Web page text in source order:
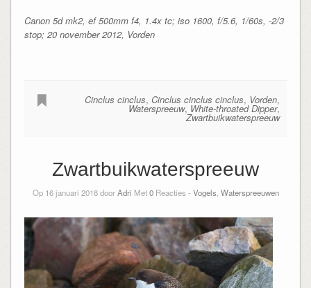
Canon 5d mk2, ef 500mm f4, 1.4x tc; iso 1600, f/5.6, 1/60s, -2/3
stop; 20 november 2012, Vorden
Cinclus cinclus, Cinclus cinclus cinclus, Vorden,
Waterspreeuw, White-throated Dipper,
Zwartbuikwaterspreeuw
Zwartbuikwaterspreeuw
Op 16 januari 2018 doorAdri Met0Reacties - Vogels Waterspreeuwen